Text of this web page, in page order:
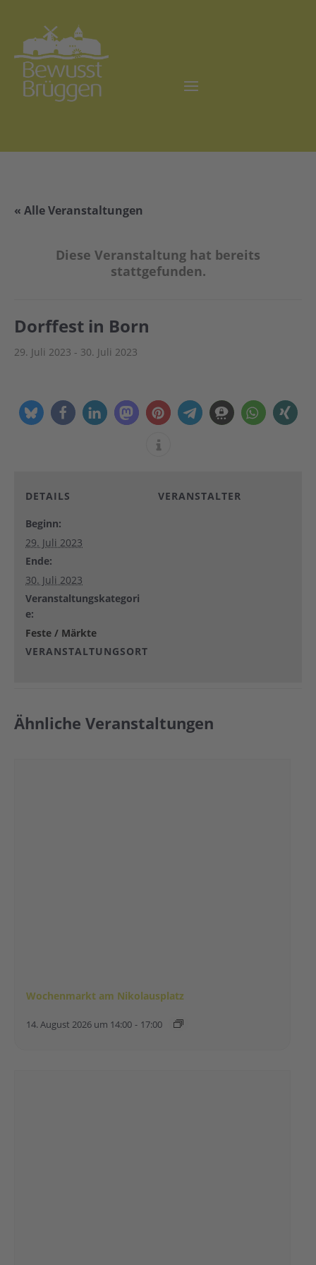
« Alle Veranstaltungen
Diese Veranstaltung hat bereits
stattgefunden.
Dorffest in Born
29. Juli 2023 - 30. Juli 2023
DETAILS
Beginn:
29. Juli 2023
Ende:
30. Juli 2023
Veranstaltungskategori
e:
Feste / Märkte
VERANSTALTUNGSORT
VERANSTALTER
Ähnliche Veranstaltungen
Wochenmarkt am Nikolausplatz
14. August 2026 um 14:00 - 17:00